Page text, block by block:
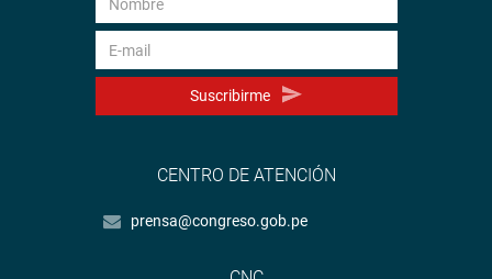
Suscribirme
CENTRO DE ATENCIÓN
prensa@congreso.gob.pe